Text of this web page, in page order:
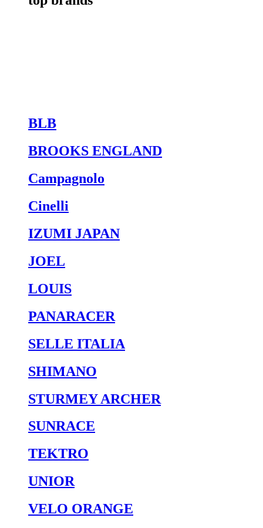
BLB
BROOKS ENGLAND
Campagnolo
Cinelli
IZUMI JAPAN
JOEL
LOUIS
PANARACER
SELLE ITALIA
SHIMANO
STURMEY ARCHER
SUNRACE
TEKTRO
UNIOR
VELO ORANGE